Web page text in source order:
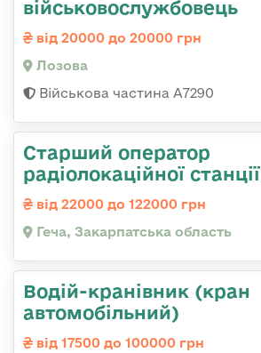
військовослужбовець
від 20000 до 20000 грн
Лозова
Військова частина А7290
Старший оператор
радіолокаційної станції
від 22000 до 122000 грн
Геча, Закарпатська область
Водій-кранівник (кран
автомобільний)
від 17500 до 100000 грн